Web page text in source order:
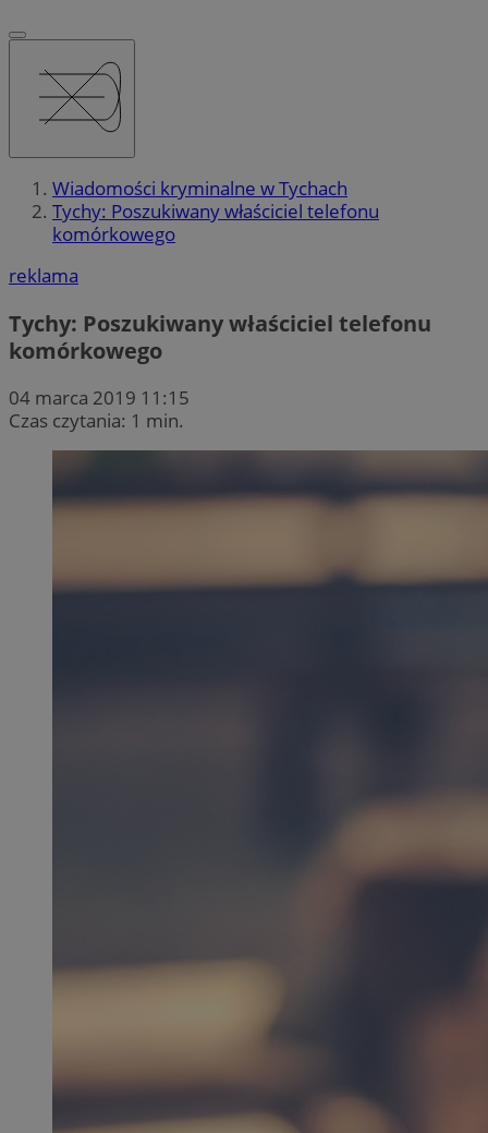
Wiadomości kryminalne w Tychach
Tychy: Poszukiwany właściciel telefonu
komórkowego
reklama
Tychy: Poszukiwany właściciel telefonu
komórkowego
04 marca 2019 11:15
Czas czytania: 1 min.